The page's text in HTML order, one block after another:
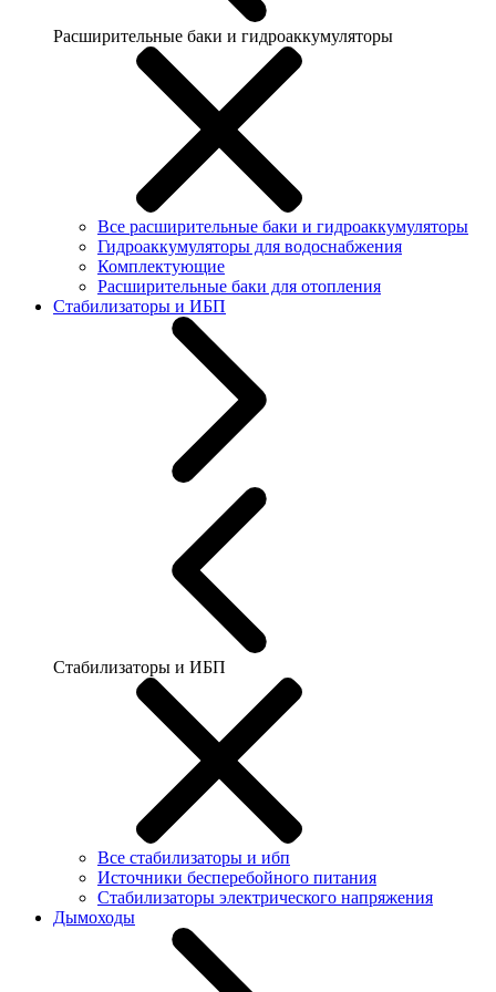
Расширительные баки и гидроаккумуляторы
Все расширительные баки и гидроаккумуляторы
Гидроаккумуляторы для водоснабжения
Комплектующие
Расширительные баки для отопления
Стабилизаторы и ИБП
Стабилизаторы и ИБП
Все стабилизаторы и ибп
Источники бесперебойного питания
Стабилизаторы электрического напряжения
Дымоходы